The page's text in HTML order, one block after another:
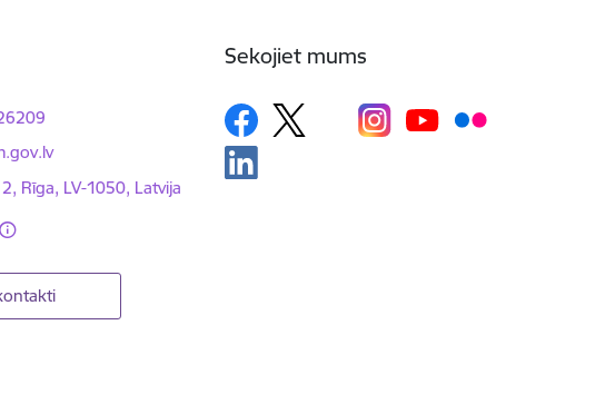
Rīga, LV-1050, Latvija
Sekojiet mums